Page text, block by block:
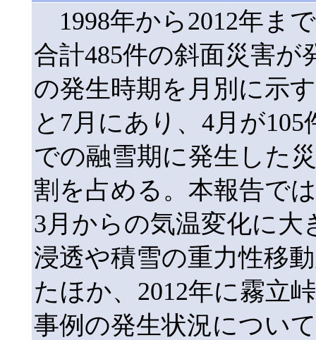
1998年から2012年ま
合計485件の斜面災害
の発生時期を月別に示
と7月にあり、4月が
での融雪期に発生した
割を占める。本報告で
3月からの気温変化に
浸透や積雪の重力性移
たほか、2012年に霧立
事例の発生状況につい